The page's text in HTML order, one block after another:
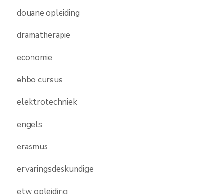
douane opleiding
dramatherapie
economie
ehbo cursus
elektrotechniek
engels
erasmus
ervaringsdeskundige
etw opleiding